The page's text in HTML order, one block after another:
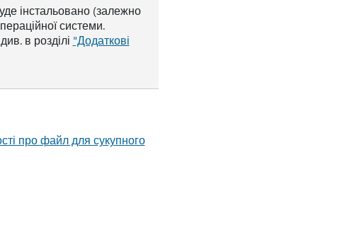
інстальовано (залежно
системи.
в розділі "Додаткові
про файл для сукупного